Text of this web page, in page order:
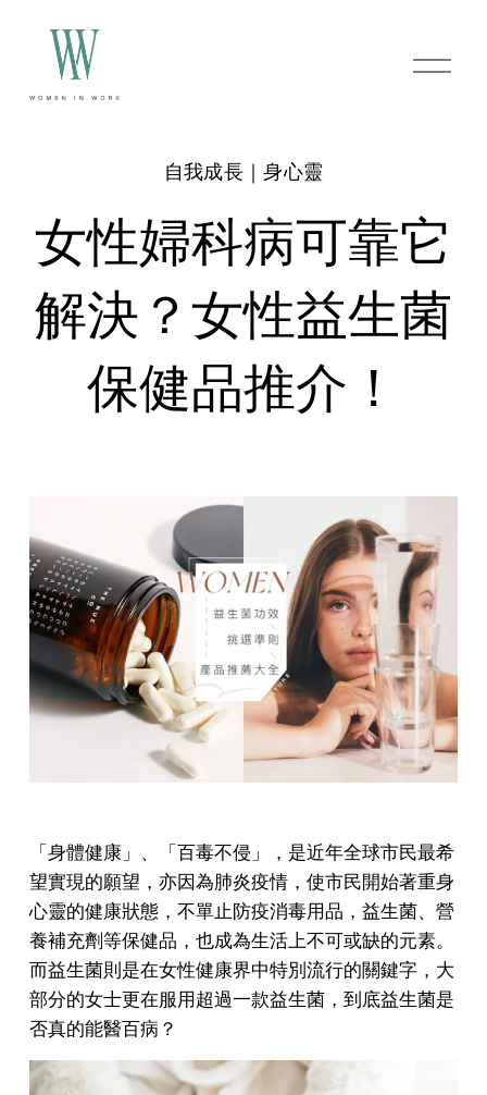
O
p
女性婦科病可靠它
解決？女性益生菌
保健品推介！
自我成長｜身心靈
「身體健康」、「百毒不侵」，是近年全球市民最希
望實現的願望，亦因為肺炎疫情，使市民開始著重身
心靈的健康狀態，不單止防疫消毒用品，益生菌、營
養補充劑等保健品，也成為生活上不可或缺的元素。
而益生菌則是在女性健康界中特別流行的關鍵字，大
部分的女士更在服用超過一款益生菌，到底益生菌是
否真的能醫百病？